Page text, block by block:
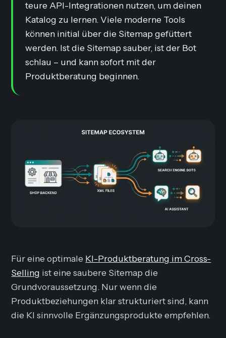
teure API-Integrationen nutzen, um deinen
Katalog zu lernen. Viele moderne Tools
können initial über die Sitemapgefüttert
werden. Ist die Sitemap sauber, ist der Bot
schlau – und kann sofort mit der
Produktberatung beginnen.
Für eine optimale KI-Produktberatung im Cross-
Selling ist eine saubere Sitemap die
Grundvoraussetzung. Nur wenn die
Produktbeziehungen klar strukturiert sind, kann
die KI sinnvolle Ergänzungsprodukte empfehlen.